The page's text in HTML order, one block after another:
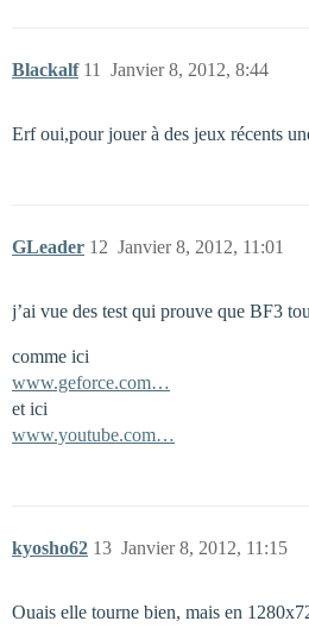
Blackalf Janvier 8, 2012, 8:44
11
Erf oui,pour jouer à des jeux récents
GLeader Janvier 8, 2012, 11:01
12
j’ai vue des test qui prouve que BF3
comme ici
www.geforce.com…
et ici
www.youtube.com…
kyosho62 Janvier 8, 2012, 11:15
13
Ouais elle tourne bien, mais en